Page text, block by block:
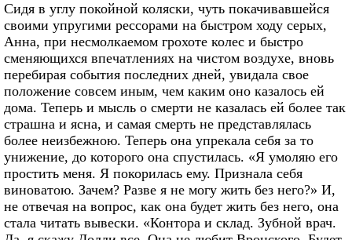
Сидя в углу покойной коляски, чуть покачивавшейся
своими упругими рессорами на быстром ходу серых,
Анна, при несмолкаемом грохоте колес и быстро
сменяющихся впечатлениях на чистом воздухе, вновь
перебирая события последних дней, увидала свое
положение совсем иным, чем каким оно казалось ей
дома. Теперь и мысль о смерти не казалась ей более так
страшна и ясна, и самая смерть не представлялась
более неизбежною. Теперь она упрекала себя за то
унижение, до которого она спустилась. «Я умоляю его
простить меня. Я покорилась ему. Признала себя
виноватою. Зачем? Разве я не могу жить без него?» И,
не отвечая на вопрос, как она будет жить без него, она
стала читать вывески. «Контора и склад. Зубной врач.